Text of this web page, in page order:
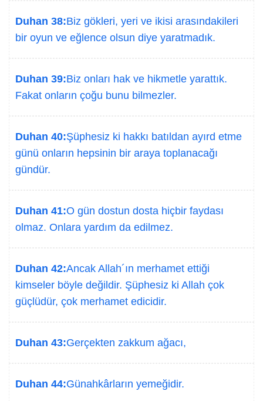
Duhan 38:Biz gökleri, yeri ve ikisi arasındakileri
bir oyun ve eğlence olsun diye yaratmadık.
Duhan 39:Biz onları hak ve hikmetle yarattık.
Fakat onların çoğu bunu bilmezler.
Duhan 40:Şüphesiz ki hakkı batıldan ayırd etme
günü onların hepsinin bir araya toplanacağı
gündür.
Duhan 41:O gün dostun dosta hiçbir faydası
olmaz. Onlara yardım da edilmez.
Duhan 42:Ancak Allah´ın merhamet ettiği
kimseler böyle değildir. Şüphesiz ki Allah çok
güçlüdür, çok merhamet edicidir.
Duhan 43:Gerçekten zakkum ağacı,
Duhan 44:Günahkârların yemeğidir.